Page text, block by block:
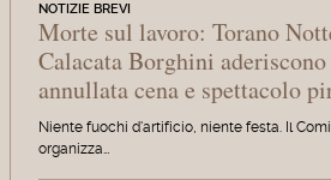
NOTIZIE BREVI
Morte sul lavoro: Torano
Calacata Borghini
annullata cena e spettacolo
Niente fuochi d'artificio, niente festa. Il
organizza…